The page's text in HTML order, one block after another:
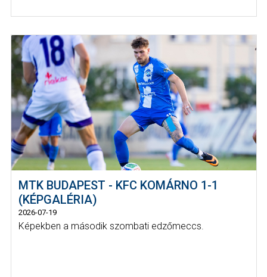
MTK BUDAPEST - KFC KOMÁRNO 1-1
(KÉPGALÉRIA)
2026-07-19
Képekben a második szombati edzőmeccs.